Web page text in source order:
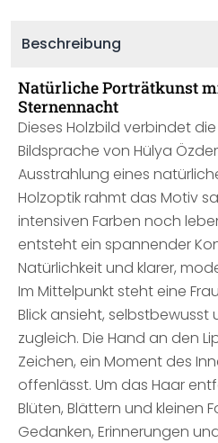
Beschreibung
Natürliche Porträtkunst
Sternennacht
Dieses Holzbild verbindet
Bildsprache von Hülya
Ausstrahlung eines
Holzoptik rahmt das Motiv
intensiven Farben noch
entsteht ein spannender
Natürlichkeit und klarer,
Im Mittelpunkt steht eine
Blick ansieht,
zugleich. Die Hand an den
Zeichen, ein Moment des
offenlässt. Um das Haar
Blüten, Blättern und kleinen
Gedanken, Erinnerungen